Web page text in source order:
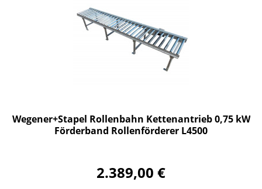
Wegener+Stapel Rollenbahn Kettenantrieb 0,75 kW
Förderband Rollenförderer L4500
2.389,00 €